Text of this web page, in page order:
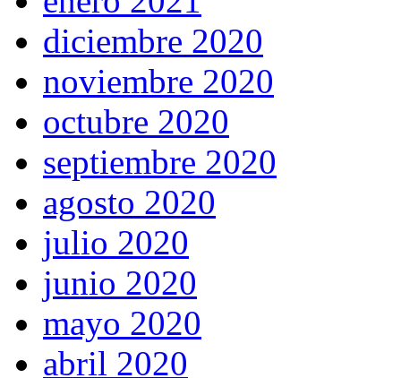
diciembre 2020
noviembre 2020
octubre 2020
septiembre 2020
agosto 2020
julio 2020
junio 2020
mayo 2020
abril 2020